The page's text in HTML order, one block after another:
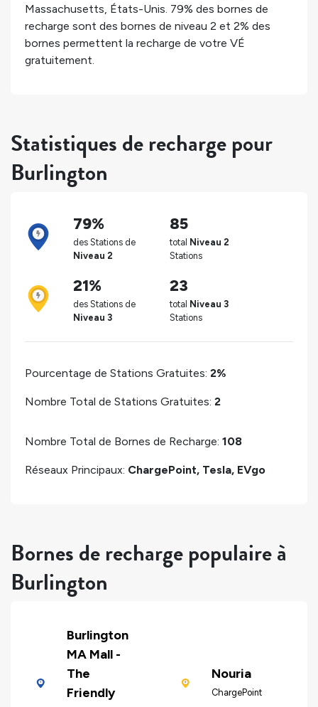
Massachusetts, États-Unis. 79% des bornes de
recharge sont des bornes de niveau 2 et 2% des
bornes permettent la recharge de votre VÉ
gratuitement.
Statistiques de recharge pour
Burlington
79%
des Stations de
Niveau 2
85
total Niveau 2
Stations
21%
des Stations de
Niveau 3
23
total Niveau 3
Stations
Pourcentage de Stations Gratuites: 2%
Nombre Total de Stations Gratuites: 2
Nombre Total de Bornes de Recharge: 108
Réseaux Principaux: ChargePoint, Tesla, EVgo
Bornes de recharge populaire à
Burlington
Burlington
MA Mall -
The
Friendly
Nouria
ChargePoint